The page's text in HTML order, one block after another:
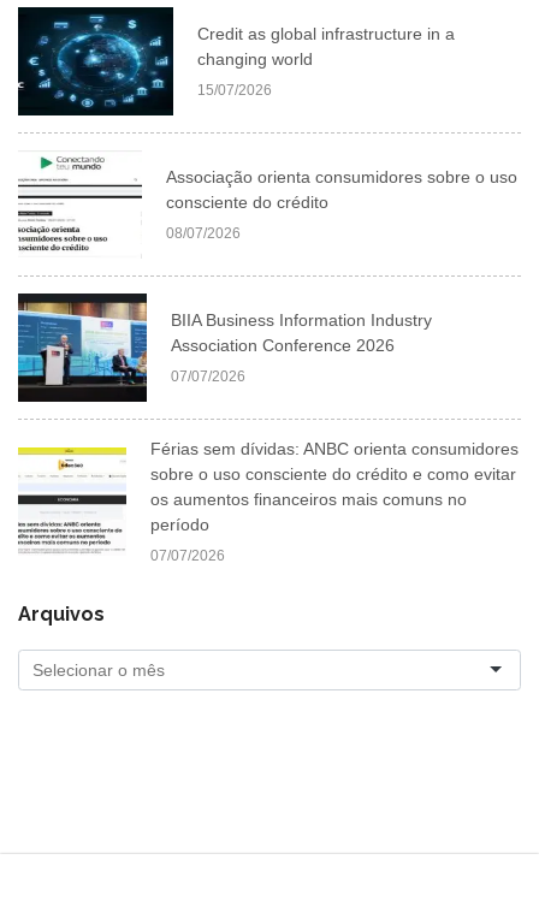
Credit as global infrastructure in a
changing world
15/07/2026
Associação orienta consumidores sobre o uso
consciente do crédito
08/07/2026
BIIA Business Information Industry
Association Conference 2026
07/07/2026
Férias sem dívidas: ANBC orienta consumidores
sobre o uso consciente do crédito e como evitar
os aumentos financeiros mais comuns no
período
07/07/2026
Arquivos